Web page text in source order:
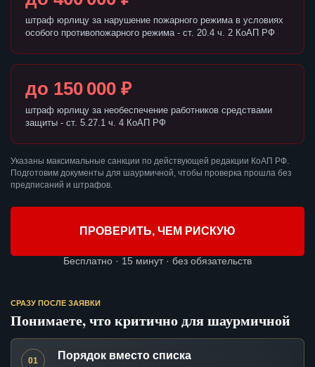
штраф юрлицу за нарушение пожарного режима в условиях
особого противопожарного режима - ст. 20.4 ч. 2 КоАП РФ
до 150 000 ₽
штраф юрлицу за необеспечение работников средствами
защиты - ст. 5.27.1 ч. 4 КоАП РФ
Указаны максимальные санкции по действующей редакции КоАП РФ.
Подготовим документы для шаурмичной, чтобы проверка прошла без
предписаний и штрафов.
ПРОВЕРИТЬ, ЧЕМ РИСКУЮ
Бесплатно · 15 минут · без обязательств
СРАЗУ ПОСЛЕ ЗАЯВКИ
Понимаете, что критично для шаурмичной
01 Порядок вместо списка